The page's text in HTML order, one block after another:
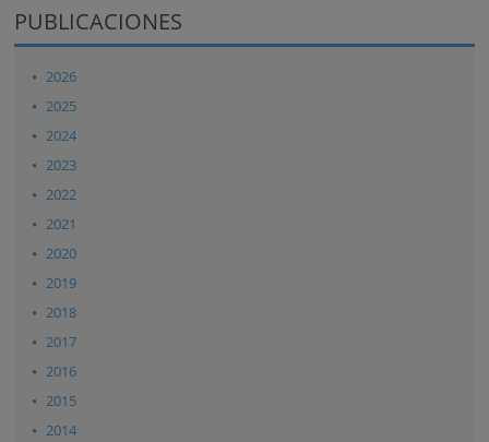
PUBLICACIONES
2026
2025
2024
2023
2022
2021
2020
2019
2018
2017
2016
2015
2014